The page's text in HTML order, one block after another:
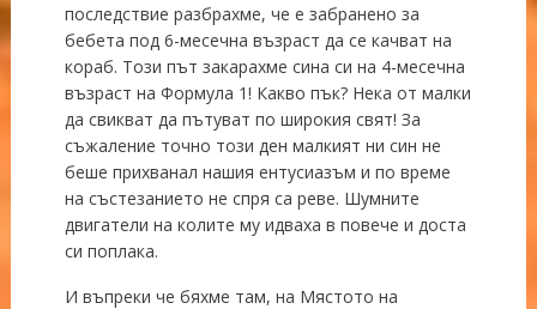
последствие разбрахме, че е забранено за
бебета под 6-месечна възраст да се качват на
кораб. Този път закарахме сина си на 4-месечна
възраст на Формула 1! Какво пък? Нека от малки
да свикват да пътуват по широкия свят! За
съжаление точно този ден малкият ни син не
беше прихванал нашия ентусиазъм и по време
на състезанието не спря са реве. Шумните
двигатели на колите му идваха в повече и доста
си поплака.
И въпреки че бяхме там, на Мястото на